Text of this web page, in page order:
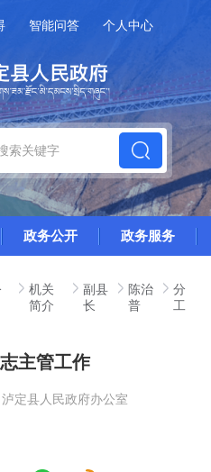
智能问答 个人中心
政务公开 政务服务
机关
简介
副县
长
陈治
普
分
工
主管工作
泸定县人民政府办公室